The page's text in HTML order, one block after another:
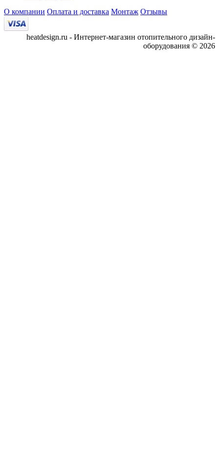
О компании Оплата и доставка Монтаж Отзывы
heatdesign.ru - Интернет-магазин отопительного дизайн-
оборудования © 2026